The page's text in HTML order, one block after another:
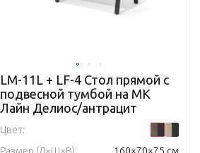
LM-11L + LF-4 Стол прямой с
подвесной тумбой на МК
Лайн Делиос/антрацит
Цвет: